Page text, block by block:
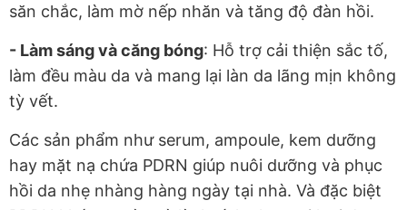
săn chắc, làm mờ nếp nhăn và tăng độ đàn hồi.
- Làm sáng và căng bóng: Hỗ trợ cải thiện sắc tố,
làm đều màu da và mang lại làn da lãng mịn không
tỳ vết.
Các sản phẩm như serum, ampoule, kem dưỡng
hay mặt nạ chứa PDRN giúp nuôi dưỡng và phục
hồi da nhẹ nhàng hàng ngày tại nhà. Và đặc biệt